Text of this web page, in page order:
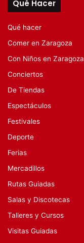
Qué Hacer
Qué hacer
Comer en Zaragoza
Con Niños en Zaragoza
Conciertos
De Tiendas
Espectáculos
Festivales
Deporte
Ferias
Mercadillos
Rutas Guiadas
Salas y Discotecas
Talleres y Cursos
Visitas Guiadas